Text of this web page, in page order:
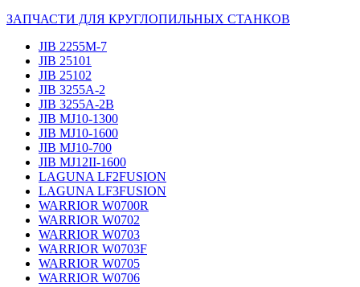
ЗАПЧАСТИ ДЛЯ КРУГЛОПИЛЬНЫХ СТАНКОВ
JIB 2255M-7
JIB 25101
JIB 25102
JIB 3255A-2
JIB 3255A-2B
JIB MJ10-1300
JIB MJ10-1600
JIB MJ10-700
JIB MJ12II-1600
LAGUNA LF2FUSION
LAGUNA LF3FUSION
WARRIOR W0700R
WARRIOR W0702
WARRIOR W0703
WARRIOR W0703F
WARRIOR W0705
WARRIOR W0706